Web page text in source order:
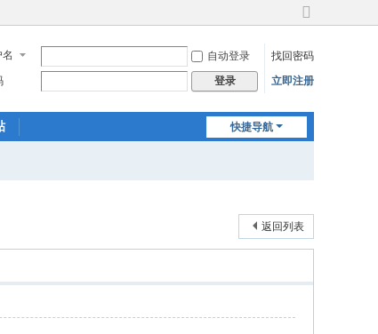
切
到
宽
自动登录
找回密码
登录 立即注册
快捷导航
返回列表